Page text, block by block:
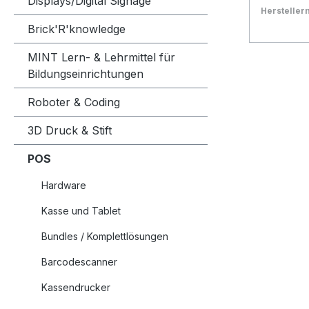
Brick'R'knowledge
MINT Lern- & Lehrmittel für
Bildungseinrichtungen
Roboter & Coding
3D Druck & Stift
POS
Hardware
Kasse und Tablet
Bundles / Komplettlösungen
Barcodescanner
Kassendrucker
In den